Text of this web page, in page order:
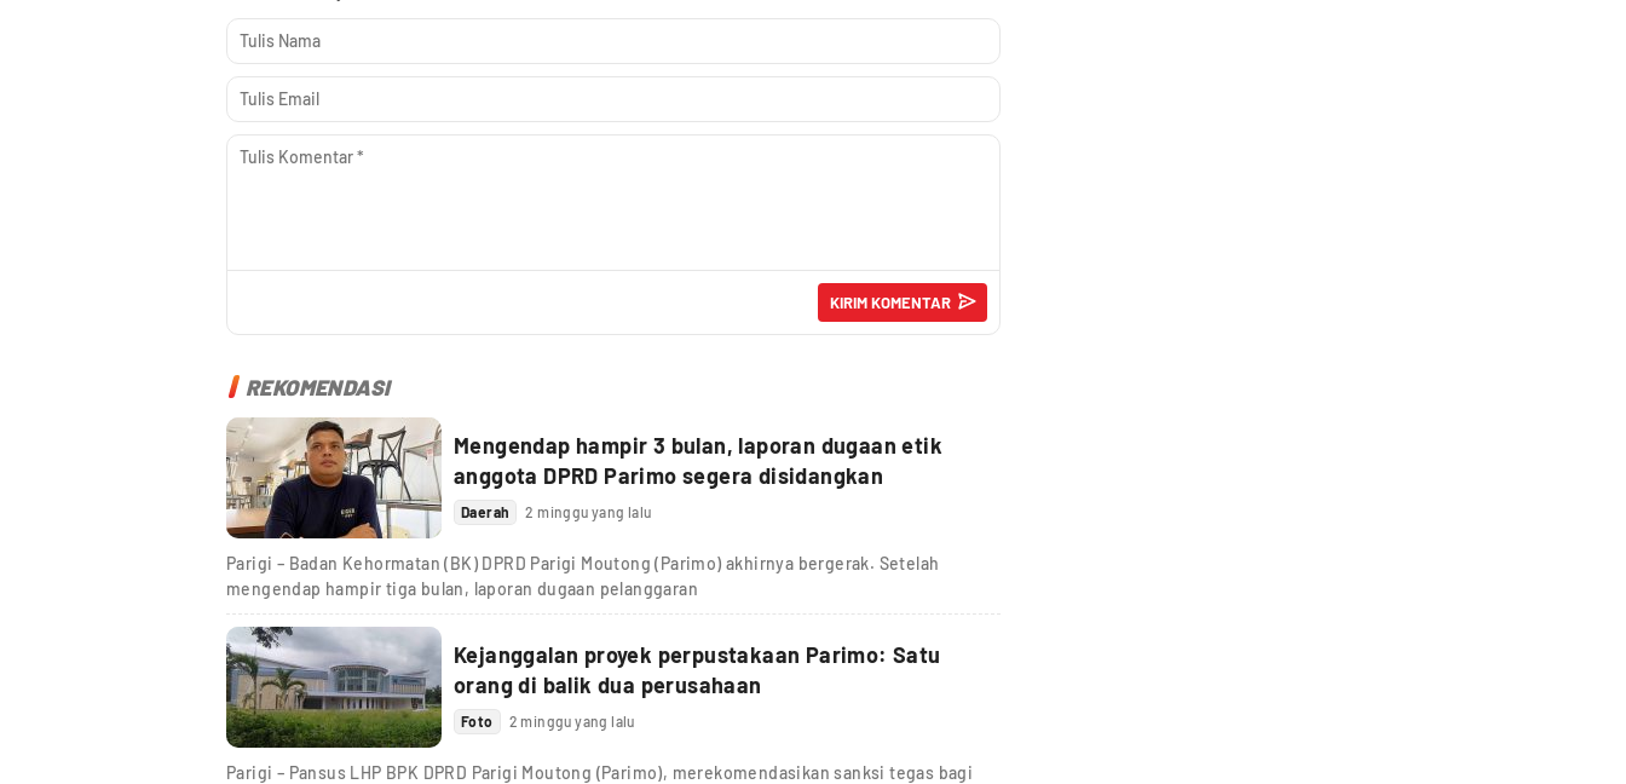
REKOMENDASI
Mengendap hampir 3 bulan, laporan dugaan etik
anggota DPRD Parimo segera disidangkan
Daerah 2 minggu yang lalu
Parigi – Badan Kehormatan (BK) DPRD Parigi Moutong (Parimo) akhirnya bergerak. Setelah
mengendap hampir tiga bulan, laporan dugaan pelanggaran
Kejanggalan proyek perpustakaan Parimo: Satu
orang di balik dua perusahaan
Foto 2 minggu yang lalu
Parigi – Pansus LHP BPK DPRD Parigi Moutong (Parimo), merekomendasikan sanksi tegas bagi